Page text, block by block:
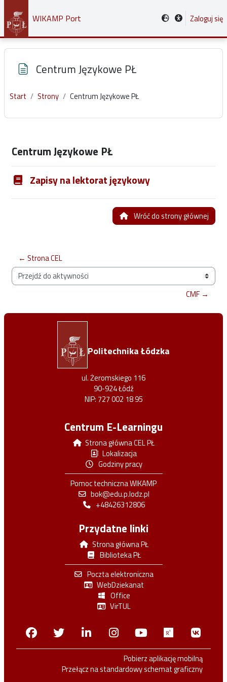
Przejdź do głównej zawartości
WIKAMP Port Zaloguj się
Centrum Językowe PŁ
Start Strony Centrum Językowe PŁ
Centrum Językowe PŁ
Zapisy na lektorat językowy
Wróć do strony głównej
← Strona CEL
Przejdź do aktywności
CMF →
Politechnika Łódzka
ul. Żeromskiego 116
90-924 Łódź
NIP: 727 002 18 95
Centrum E-Learningu
Strona główna CEL PŁ
Lokalizacja
Godziny pracy
Pomoc techniczna WIKAMP
bok@edu.p.lodz.pl
+48426312806
Przydatne linki
Strona główna PŁ
Biblioteka PŁ
Poczta elektroniczna
WebDziekanat
Office
VirTUL
FacebookTwitterLinkedinInstagram
Youtube
Pobierz aplikację mobilną
Przełącz na standardowy schemat graficzny